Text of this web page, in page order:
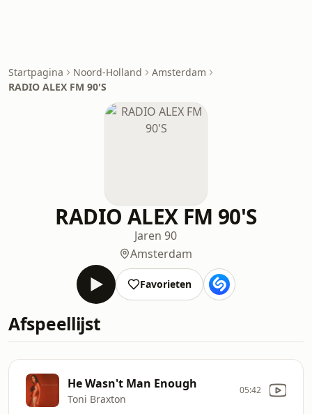
Startpagina Noord-Holland
Amsterdam
RADIO ALEX FM 90'S
RADIO ALEX FM 90'S
Jaren 90
Amsterdam
Favorieten
Afspeellijst
He Wasn't Man Enough
Toni Braxton
05:42